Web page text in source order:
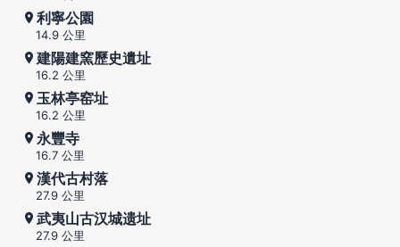
利寧公園
14.9 公里
建陽建窯歷史遺址
16.2 公里
玉林亭窑址
16.2 公里
永豐寺
16.7 公里
漢代古村落
27.9 公里
武夷山古汉城遗址
27.9 公里